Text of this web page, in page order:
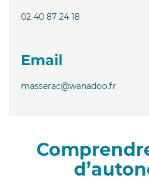
02 40 87 24 18
Email
masserac@wanadoo.fr